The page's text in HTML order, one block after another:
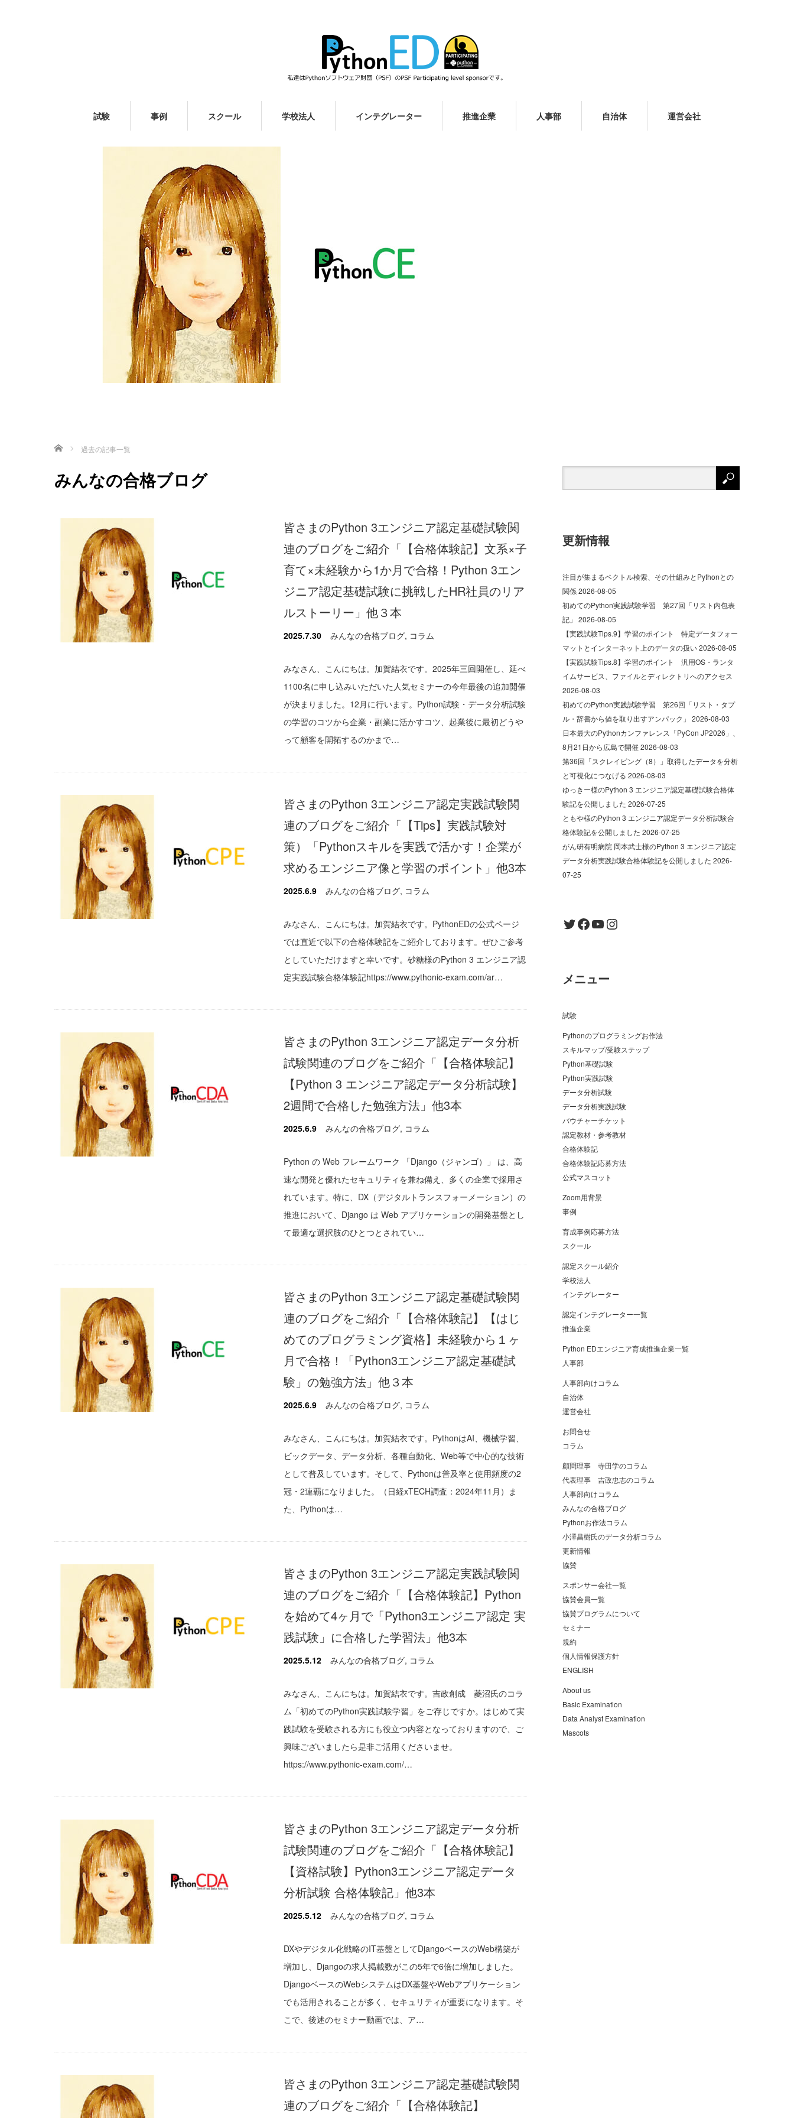
試験 事例 スクール 学校法人 インテグレーター 推進企業 人事部 自治体 運営会社
ホーム 過去の記事一覧
みんなの合格ブログ
皆さまのPython 3エンジニア認定基礎試験関
連のブログをご紹介「【合格体験記】文系×子
育て×未経験から1か月で合格！Python 3エン
ジニア認定基礎試験に挑戦したHR社員のリア
ルストーリー」他３本
2025.7.30 みんなの合格ブログ, コラム
みなさん、こんにちは。加賀結衣です。2025年三回開催し、延べ
1100名に申し込みいただいた人気セミナーの今年最後の追加開催
が決まりました。12月に行います。Python試験・データ分析試験
の学習のコツから企業・副業に活かすコツ、起業後に最初どうや
って顧客を開拓するのかまで…
皆さまのPython 3エンジニア認定実践試験関
連のブログをご紹介「【Tips】実践試験対
策）「Pythonスキルを実践で活かす！企業が
求めるエンジニア像と学習のポイント」他3本
2025.6.9 みんなの合格ブログ, コラム
みなさん、こんにちは。加賀結衣です。PythonEDの公式ページ
では直近で以下の合格体験記をご紹介しております。ぜひご参考
としていただけますと幸いです。砂糖様のPython 3 エンジニア認
定実践試験合格体験記https://www.pythonic-exam.com/ar…
皆さまのPython 3エンジニア認定データ分析
試験関連のブログをご紹介「【合格体験記】
【Python 3 エンジニア認定データ分析試験】
2週間で合格した勉強方法」他3本
2025.6.9 みんなの合格ブログ, コラム
Python の Web フレームワーク 「Django（ジャンゴ）」 は、高
速な開発と優れたセキュリティを兼ね備え、多くの企業で採用さ
れています。特に、DX（デジタルトランスフォーメーション）の
推進において、Django は Web アプリケーションの開発基盤とし
て最適な選択肢のひとつとされてい…
皆さまのPython 3エンジニア認定基礎試験関
連のブログをご紹介「【合格体験記】【はじ
めてのプログラミング資格】未経験から１ヶ
月で合格！「Python3エンジニア認定基礎試
験」の勉強方法」他３本
2025.6.9 みんなの合格ブログ, コラム
みなさん、こんにちは。加賀結衣です。PythonはAI、機械学習、
ビックデータ、データ分析、各種自動化、Web等で中心的な技術
として普及しています。そして、Pythonは普及率と使用頻度の2
冠・2連覇になりました。（日経xTECH調査：2024年11月）ま
た、Pythonは…
皆さまのPython 3エンジニア認定実践試験関
連のブログをご紹介「【合格体験記】Python
を始めて4ヶ月で「Python3エンジニア認定 実
践試験」に合格した学習法」他3本
2025.5.12 みんなの合格ブログ, コラム
みなさん、こんにちは。加賀結衣です。吉政創成 菱沼氏のコラ
ム「初めてのPython実践試験学習」をご存じですか。はじめて実
践試験を受験される方にも役立つ内容となっておりますので、ご
興味ございましたら是非ご活用くださいませ。
https://www.pythonic-exam.com/…
皆さまのPython 3エンジニア認定データ分析
試験関連のブログをご紹介「【合格体験記】
【資格試験】Python3エンジニア認定データ
分析試験 合格体験記」他3本
2025.5.12 みんなの合格ブログ, コラム
DXやデジタル化戦略のIT基盤としてDjangoベースのWeb構築が
増加し、Djangoの求人掲載数がこの5年で6倍に増加しました。
DjangoベースのWebシステムはDX基盤やWebアプリケーション
でも活用されることが多く、セキュリティが重要になります。そ
こで、後述のセミナー動画では、ア…
皆さまのPython 3エンジニア認定基礎試験関
連のブログをご紹介「【合格体験記】
更新情報
注目が集まるベクトル検索、その仕組みとPythonとの
関係2026-08-05
初めてのPython実践試験学習 第27回「リスト内包表
記」 2026-08-05
【実践試験Tips.9】学習のポイント 特定データフォー
マットとインターネット上のデータの扱い2026-08-05
【実践試験Tips.8】学習のポイント 汎用OS・ランタ
イムサービス、ファイルとディレクトリへのアクセス
2026-08-03
初めてのPython実践試験学習 第26回「リスト・タプ
ル・辞書から値を取り出すアンパック」 2026-08-03
日本最大のPythonカンファレンス「PyCon JP2026」、
8月21日から広島で開催2026-08-03
第36回「スクレイピング（8）」取得したデータを分析
と可視化につなげる 2026-08-03
ゆっきー様のPython 3 エンジニア認定基礎試験合格体
験記を公開しました 2026-07-25
ともや様のPython 3 エンジニア認定データ分析試験合
格体験記を公開しました 2026-07-25
がん研有明病院 岡本武士様のPython 3 エンジニア認定
データ分析実践試験合格体験記を公開しました 2026-
07-25
Twitter
Facebook
YouTube
Instagram
メニュー
試験
Pythonのプログラミングお作法
スキルマップ/受験ステップ
Python基礎試験
Python実践試験
データ分析試験
データ分析実践試験
バウチャーチケット
認定教材・参考教材
合格体験記
合格体験記応募方法
公式マスコット
Zoom用背景
事例
育成事例応募方法
スクール
認定スクール紹介
学校法人
インテグレーター
認定インテグレーター一覧
推進企業
Python EDエンジニア育成推進企業一覧
人事部
人事部向けコラム
自治体
運営会社
お問合せ
コラム
顧問理事 寺田学のコラム
代表理事 吉政忠志のコラム
人事部向けコラム
みんなの合格ブログ
Pythonお作法コラム
小澤昌樹氏のデータ分析コラム
更新情報
協賛
スポンサー会社一覧
協賛会員一覧
協賛プログラムについて
セミナー
規約
個人情報保護方針
ENGLISH
About us
Basic Examination
Data Analyst Examination
Mascots